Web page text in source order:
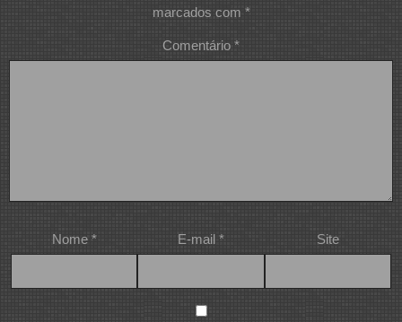
marcados com *
Comentário *
Nome * E-mail * Site